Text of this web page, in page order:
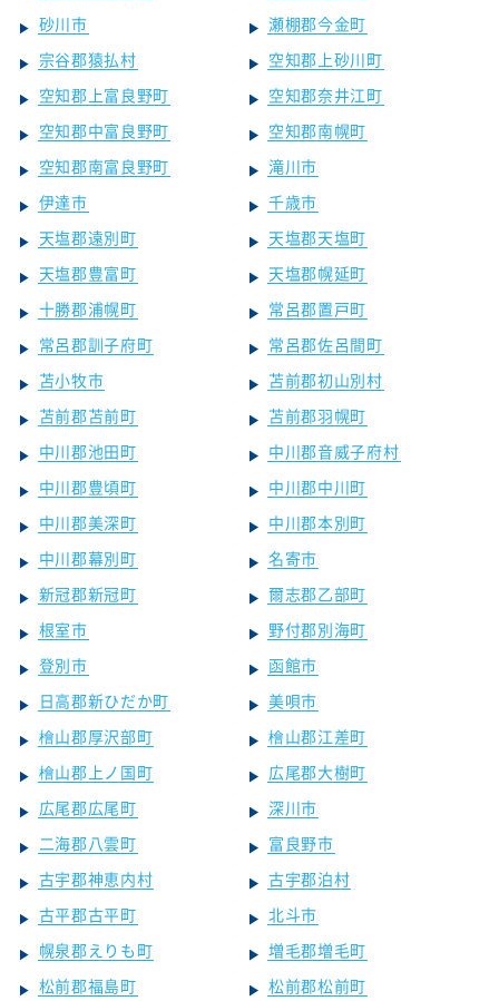
砂川市
瀬棚郡今金町
宗谷郡猿払村
空知郡上砂川町
空知郡上富良野町
空知郡奈井江町
空知郡中富良野町
空知郡南幌町
空知郡南富良野町
滝川市
伊達市
千歳市
天塩郡遠別町
天塩郡天塩町
天塩郡豊富町
天塩郡幌延町
十勝郡浦幌町
常呂郡置戸町
常呂郡訓子府町
常呂郡佐呂間町
苫小牧市
苫前郡初山別村
苫前郡苫前町
苫前郡羽幌町
中川郡池田町
中川郡音威子府村
中川郡豊頃町
中川郡中川町
中川郡美深町
中川郡本別町
中川郡幕別町
名寄市
新冠郡新冠町
爾志郡乙部町
根室市
野付郡別海町
登別市
函館市
日高郡新ひだか町
美唄市
檜山郡厚沢部町
檜山郡江差町
檜山郡上ノ国町
広尾郡大樹町
広尾郡広尾町
深川市
二海郡八雲町
富良野市
古宇郡神恵内村
古宇郡泊村
古平郡古平町
北斗市
幌泉郡えりも町
増毛郡増毛町
松前郡福島町
松前郡松前町